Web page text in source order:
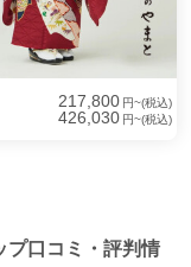
217,800 円~(税込)
426,030 円~(税込)
プ口コミ・評判情